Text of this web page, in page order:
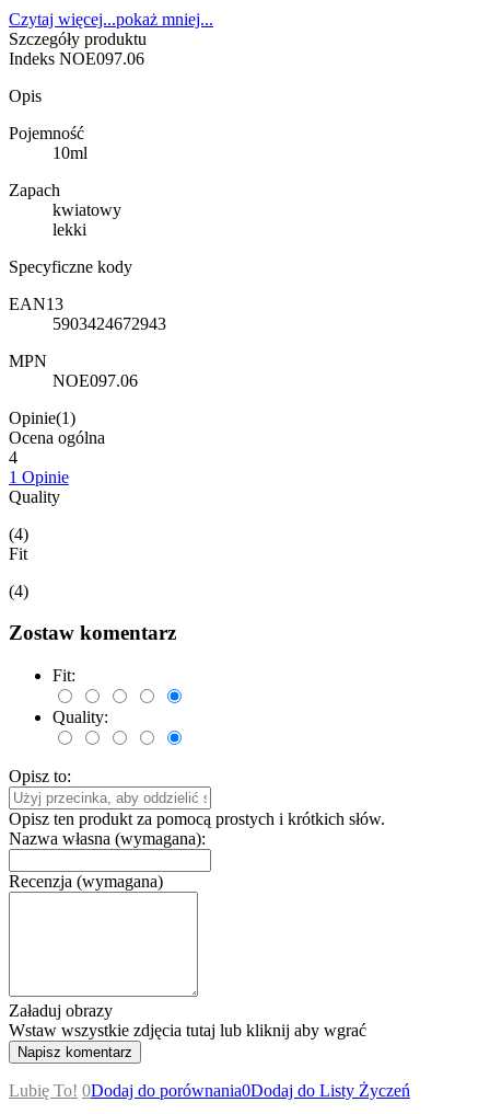
Czytaj więcej...pokaż mniej...
Szczegóły produktu
Indeks NOE097.06
Opis
Pojemność
10ml
Zapach
kwiatowy
lekki
Specyficzne kody
EAN13
5903424672943
MPN
NOE097.06
Opinie(1)
Ocena ogólna
4
1 Opinie
Quality
(4)
Fit
(4)
Zostaw komentarz
Fit:
Quality:
Opisz to:
Opisz ten produkt za pomocą prostych i krótkich słów.
Nazwa własna (wymagana):
Recenzja (wymagana)
Załaduj obrazy
Wstaw wszystkie zdjęcia tutaj lub kliknij aby wgrać
Lubię To! 0Dodaj do porównania0Dodaj do Listy Życzeń